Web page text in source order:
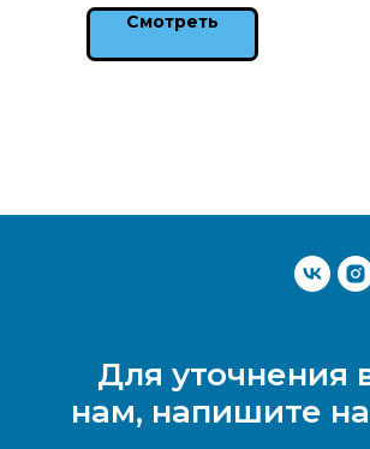
Смотреть
Для уточнения
нам, напишите